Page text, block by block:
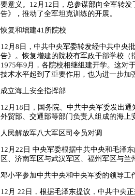
要意义。12月12日，总参谋部向全军转
告》，推动了全军坦克训练的开展。
恢复和增建41所院校
12月8日，中共中央军委转发经中共中央
告》。恢复增建的院校有军政干部学校
1975年9月，各院校相继组建开学。这对
技术水平起到了重要作用，也为进一步
成立海上安全指挥部
12月18日，国务院、中共中央军委发出
外贸部、交通部等部门负责人组成的海
人民解放军八大军区司令员对调
12月22日 中央军委根据中共中央和毛泽
区、济南军区与武汉军区、福州军区与兰
邓小平参加中共中央和中央军委的领导工
12月 22日，根据毛泽东提议，中共中央